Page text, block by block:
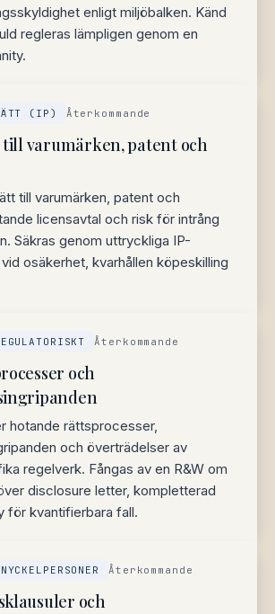
enligt miljöbalken. Känd
regleras lämpligen genom en
(IP) Återkommande
varumärken, patent och
till varumärken, patent och
licensavtal och risk för intrång
Säkras genom uttryckliga IP-
osäkerhet, kvarhållen köpeskilling
Återkommande
och
hotande rättsprocesser,
och överträdelser av
regelverk. Fångas av en R&W om
disclosure letter, kompletterad
för kvantifierbara fall.
Återkommande
och